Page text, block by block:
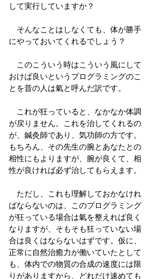
して実行していますか？
そんなことはしなくても、体が勝手
にやっておいてくれるでしょう？
このこういう時はこういう風にして
おけば良いというプログラミングのこ
とを昔の人は氣と呼んだ訳です。
これが狂っていると、なかなか体調
が戻りません。これを治してくれるの
が、鍼灸師であり、気功師の方です。
もちろん、その先生の腕とあなたとの
相性にもよりますが、腕が良くて、相
性が良ければ必ず治してもらえます。
ただし、これも理解しておかなけれ
ばならないのは、このプログラミング
が狂っている場合は氣を整えれば良く
なりますが、そもそも狂っていない場
合は良くはならないはずです。仮に、
正常に自然治癒力が働いていたとして
も、体内での物質の合成の速度には限
りがありますから、どれだけ速めても